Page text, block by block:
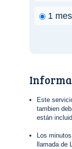
1 mes
Este
tambien
están
Los
llamada